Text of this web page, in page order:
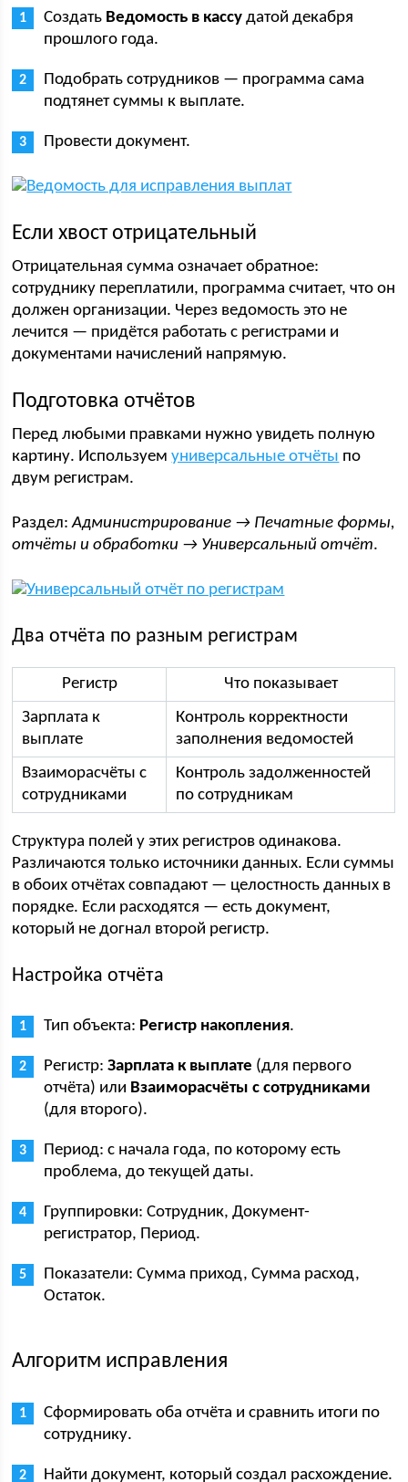
Создать Ведомость в кассу датой декабря
прошлого года.
Подобрать сотрудников — программа сама
подтянет суммы к выплате.
Провести документ.
Если хвост отрицательный
Отрицательная сумма означает обратное:
сотруднику переплатили, программа считает, что он
должен организации. Через ведомость это не
лечится — придётся работать с регистрами и
документами начислений напрямую.
Подготовка отчётов
Перед любыми правками нужно увидеть полную
картину. Используемуниверсальные отчёты по
двум регистрам.
Раздел:Администрирование → Печатные формы,
отчёты и обработки → Универсальный отчёт.
Два отчёта по разным регистрам
Регистр
Что показывает
Зарплата к
выплате
Контроль корректности
заполнения ведомостей
Взаиморасчёты с
сотрудниками
Контроль задолженностей
по сотрудникам
Структура полей у этих регистров одинакова.
Различаются только источники данных. Если суммы
в обоих отчётах совпадают — целостность данных в
порядке. Если расходятся — есть документ,
который не догнал второй регистр.
Настройка отчёта
Тип объекта: Регистр накопления.
Регистр:Зарплата к выплате (для первого
отчёта) или Взаиморасчёты с сотрудниками
(для второго).
Период: с начала года, по которому есть
проблема, до текущей даты.
Группировки: Сотрудник, Документ-
регистратор, Период.
Показатели: Сумма приход, Сумма расход,
Остаток.
Алгоритм исправления
Сформировать оба отчёта и сравнить итоги по
сотруднику.
Найти документ, который создал расхождение.